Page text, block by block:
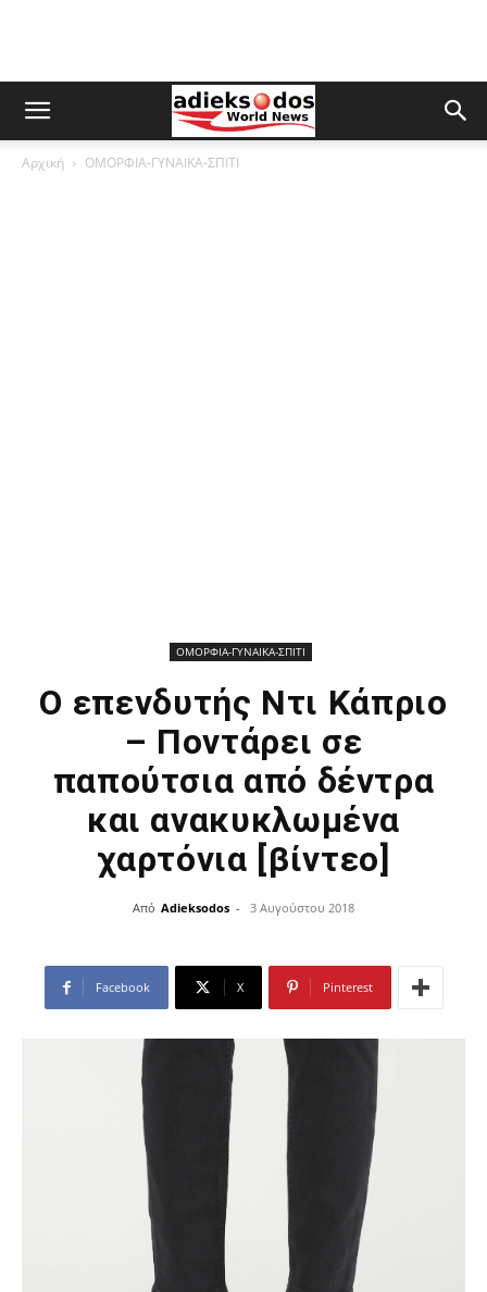
Αρχική ΟΜΟΡΦΙΑ-ΓΥΝΑΙΚΑ-ΣΠΙΤΙ
ΟΜΟΡΦΙΑ-ΓΥΝΑΙΚΑ-ΣΠΙΤΙ
Ο επενδυτής Ντι Κάπριο
– Ποντάρει σε
παπούτσια από δέντρα
και ανακυκλωμένα
χαρτόνια [βίντεο]
Από Adieksodos - 3 Αυγούστου 2018
Facebook X Pinterest